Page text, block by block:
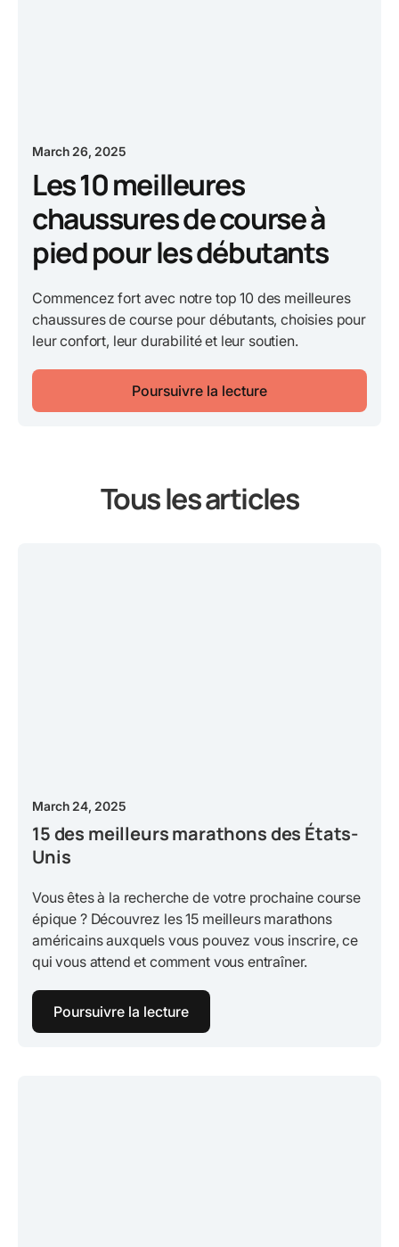
March 26, 2025
Les 10 meilleures
chaussures de course à
pied pour les débutants
Commencez fort avec notre top 10 des meilleures
chaussures de course pour débutants, choisies pour
leur confort, leur durabilité et leur soutien.
Poursuivre la lecture
Tous les articles
March 24, 2025
15 des meilleurs marathons des États-
Unis
Vous êtes à la recherche de votre prochaine course
épique ? Découvrez les 15 meilleurs marathons
américains auxquels vous pouvez vous inscrire, ce
qui vous attend et comment vous entraîner.
Poursuivre la lecture